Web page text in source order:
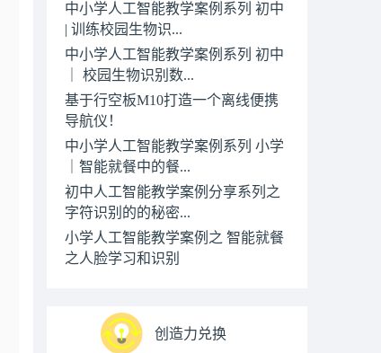
中小学人工智能教学案例系列 初中
| 训练校园生物识...
中小学人工智能教学案例系列 初中
｜ 校园生物识别数...
基于行空板M10打造一个离线便携
导航仪！
中小学人工智能教学案例系列 小学
｜智能就餐中的餐...
初中人工智能教学案例分享系列之
字符识别的的秘密...
小学人工智能教学案例之 智能就餐
之人脸学习和识别
创造力兑换